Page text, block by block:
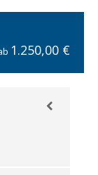
1.250,00 €